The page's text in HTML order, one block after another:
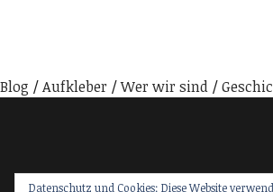
Blog Aufkleber Wer wir sind
Datenschutz und Cookies: Diese Website